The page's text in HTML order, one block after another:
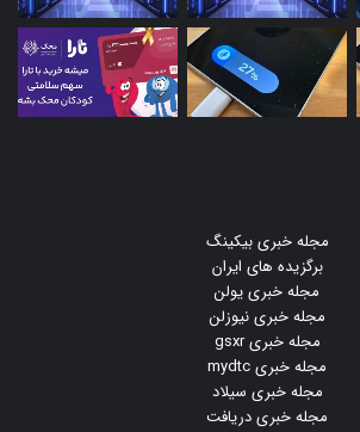
مجله خبری بیکینگ
برگزیده های ایران
مجله خبری یولن
مجله خبری نیوزلن
مجله خبری gsxr
مجله خبری mydtc
مجله خبری سیلاد
مجله خبری دریافت